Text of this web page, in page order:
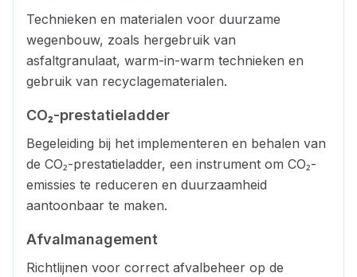
Technieken en materialen voor duurzame
wegenbouw, zoals hergebruik van
asfaltgranulaat, warm-in-warm technieken en
gebruik van recyclagematerialen.
CO₂-prestatieladder
Begeleiding bij het implementeren en behalen van
de CO₂-prestatieladder, een instrument om CO₂-
emissies te reduceren en duurzaamheid
aantoonbaar te maken.
Afvalmanagement
Richtlijnen voor correct afvalbeheer op de